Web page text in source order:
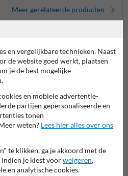
Meer gerelateerde producten
Straatnaambord
en vergelijkbare technieken. Naast
de website goed werkt, plaatsen
je de best mogelijke
en mobiele advertentie-
partijen gepersonaliseerde en
tonen
weten? Lees hier alles over ons
te klikken, ga je akkoord met de
je kiest voorweigeren,
en analytische cookies.